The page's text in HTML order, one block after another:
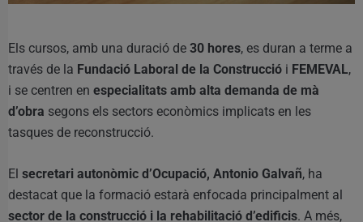
Els cursos, amb una duració de 30 hores, es duran a terme a
través de la Fundació Laboral de la Construcció i FEMEVAL,
i se centren en especialitats amb alta demanda de mà
d’obra segons els sectors econòmics implicats en les
tasques de reconstrucció.
El secretari autonòmic d’Ocupació, Antonio Galvañ, ha
destacat que la formació estarà enfocada principalment al
sector de la construcció i la rehabilitació d’edificis. A més,